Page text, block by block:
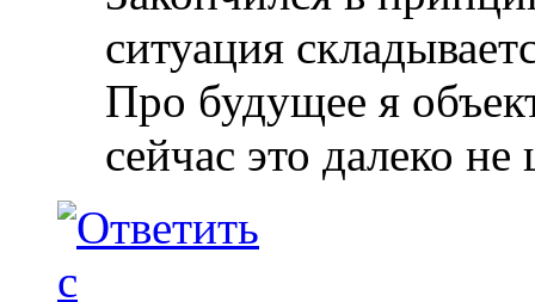
ситуация
Про будущее я
сейчас это далеко не